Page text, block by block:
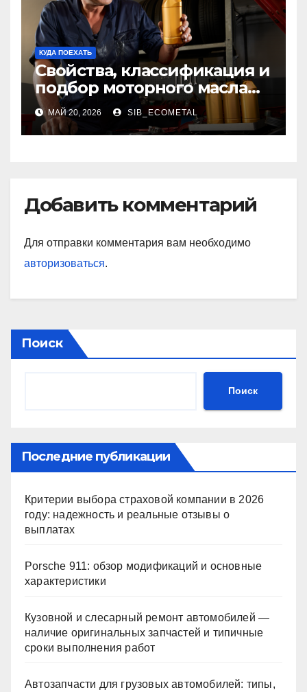
КУДА ПОЕХАТЬ
Свойства, классификация и
подбор моторного масла
для современных
двигателей
МАЙ 20, 2026 SIB_ECOMETAL
Добавить комментарий
Для отправки комментария вам необходимо
авторизоваться.
Поиск
Поиск
Последние публикации
Критерии выбора страховой компании в 2026
году: надежность и реальные отзывы о
выплатах
Porsche 911: обзор модификаций и основные
характеристики
Кузовной и слесарный ремонт автомобилей —
наличие оригинальных запчастей и типичные
сроки выполнения работ
Автозапчасти для грузовых автомобилей: типы,